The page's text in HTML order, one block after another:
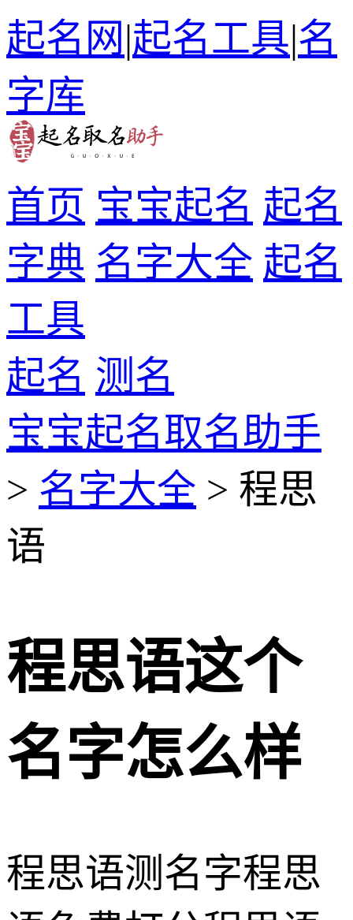
起名网|起名工具|名
字库
首页 宝宝起名 起名
字典 名字大全 起名
工具
起名 测名
宝宝起名取名助手
> 名字大全 > 程思
语
程思语这个
名字怎么样
程思语测名字程思